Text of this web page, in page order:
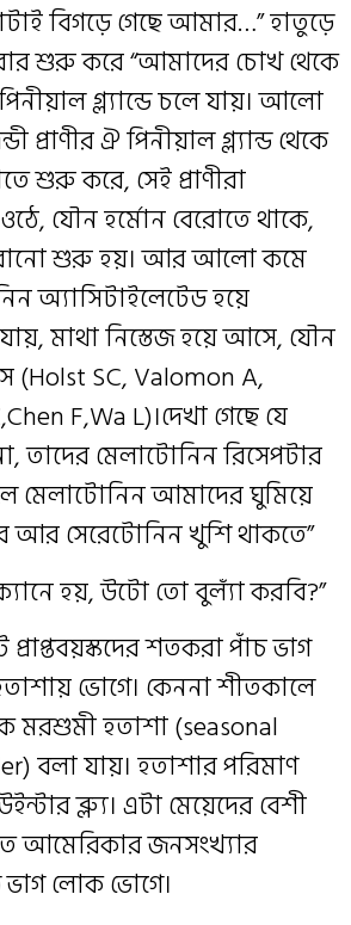
বিগড়ে গেছে আমার…” হাতুড়ে
শুরু করে “আমাদের চোখ থেকে
গ্ল‍্যান্ডে চলে যায়। আলো
প্রাণীর ঐ পিনীয়াল গ্ল‍্যান্ড থেকে
শুরু করে, সেই প্রাণীরা
যৌন হর্মোন বেরোতে থাকে,
শুরু হয়। আর আলো কমে
অ্যাসিটাইলেটেড হয়ে
মাথা নিস্তেজ হয়ে আসে, যৌন
SC, Valomon A,
F,Wa L)।দেখা গেছে যে
তাদের মেলাটোনিন রিসেপটার
আমাদের ঘুমিয়ে
আর সেরেটোনিন খুশি থাকতে”
হয়, উটো তো বুল‍্যাঁ করবি?”
শতকরা পাঁচ ভাগ
ভোগে। কেননা শীতকালে
হতাশা (seasonal
বলা যায়। হতাশার পরিমাণ
ব্ল‍্যু। এটা মেয়েদের বেশী
আমেরিকার জনসংখ্যার
লোক ভোগে।